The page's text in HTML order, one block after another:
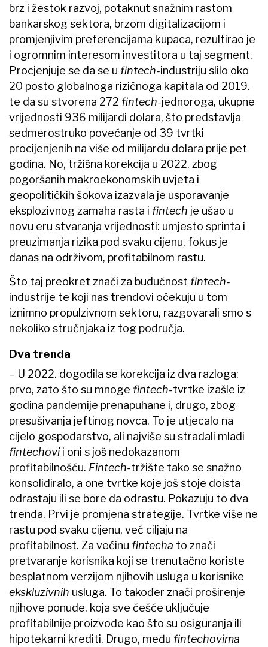
brz i žestok razvoj, potaknut snažnim rastom
bankarskog sektora, brzom digitalizacijom i
promjenjivim preferencijama kupaca, rezultirao je
i ogromnim interesom investitora u taj segment.
Procjenjuje se da se u fintech-industriju slilo oko
20 posto globalnoga rizičnoga kapitala od 2019.
te da su stvorena 272 fintech-jednoroga, ukupne
vrijednosti 936 milijardi dolara, što predstavlja
sedmerostruko povećanje od 39 tvrtki
procijenjenih na više od milijardu dolara prije pet
godina. No, tržišna korekcija u 2022. zbog
pogoršanih makroekonomskih uvjeta i
geopolitičkih šokova izazvala je usporavanje
eksplozivnog zamaha rasta i fintech je ušao u
novu eru stvaranja vrijednosti: umjesto sprinta i
preuzimanja rizika pod svaku cijenu, fokus je
danas na održivom, profitabilnom rastu.
Što taj preokret znači za budućnost fintech-
industrije te koji nas trendovi očekuju u tom
iznimno propulzivnom sektoru, razgovarali smo s
nekoliko stručnjaka iz tog područja.
Dva trenda
– U 2022. dogodila se korekcija iz dva razloga:
prvo, zato što su mnoge fintech-tvrtke izašle iz
godina pandemije prenapuhane i, drugo, zbog
presušivanja jeftinog novca. To je utjecalo na
cijelo gospodarstvo, ali najviše su stradali mladi
fintechovi i oni s još nedokazanom
profitabilnošću. Fintech-tržište tako se snažno
konsolidiralo, a one tvrtke koje još stoje doista
odrastaju ili se bore da odrastu. Pokazuju to dva
trenda. Prvi je promjena strategije. Tvrtke više ne
rastu pod svaku cijenu, već ciljaju na
profitabilnost. Za većinu fintecha to znači
pretvaranje korisnika koji se trenutačno koriste
besplatnom verzijom njihovih usluga u korisnike
ekskluzivnih usluga. To također znači proširenje
njihove ponude, koja sve češće uključuje
profitabilnije proizvode kao što su osiguranja ili
hipotekarni krediti. Drugo, među fintechovima